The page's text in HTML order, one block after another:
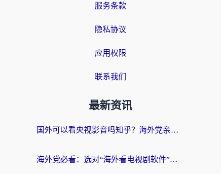
服务条款
隐私协议
应用权限
联系我们
最新资讯
国外可以看央视影音吗知乎？海外党亲测有效的回国加速方案
海外党必看：选对“海外看电视剧软件”，再也不用愁国内剧刷不了